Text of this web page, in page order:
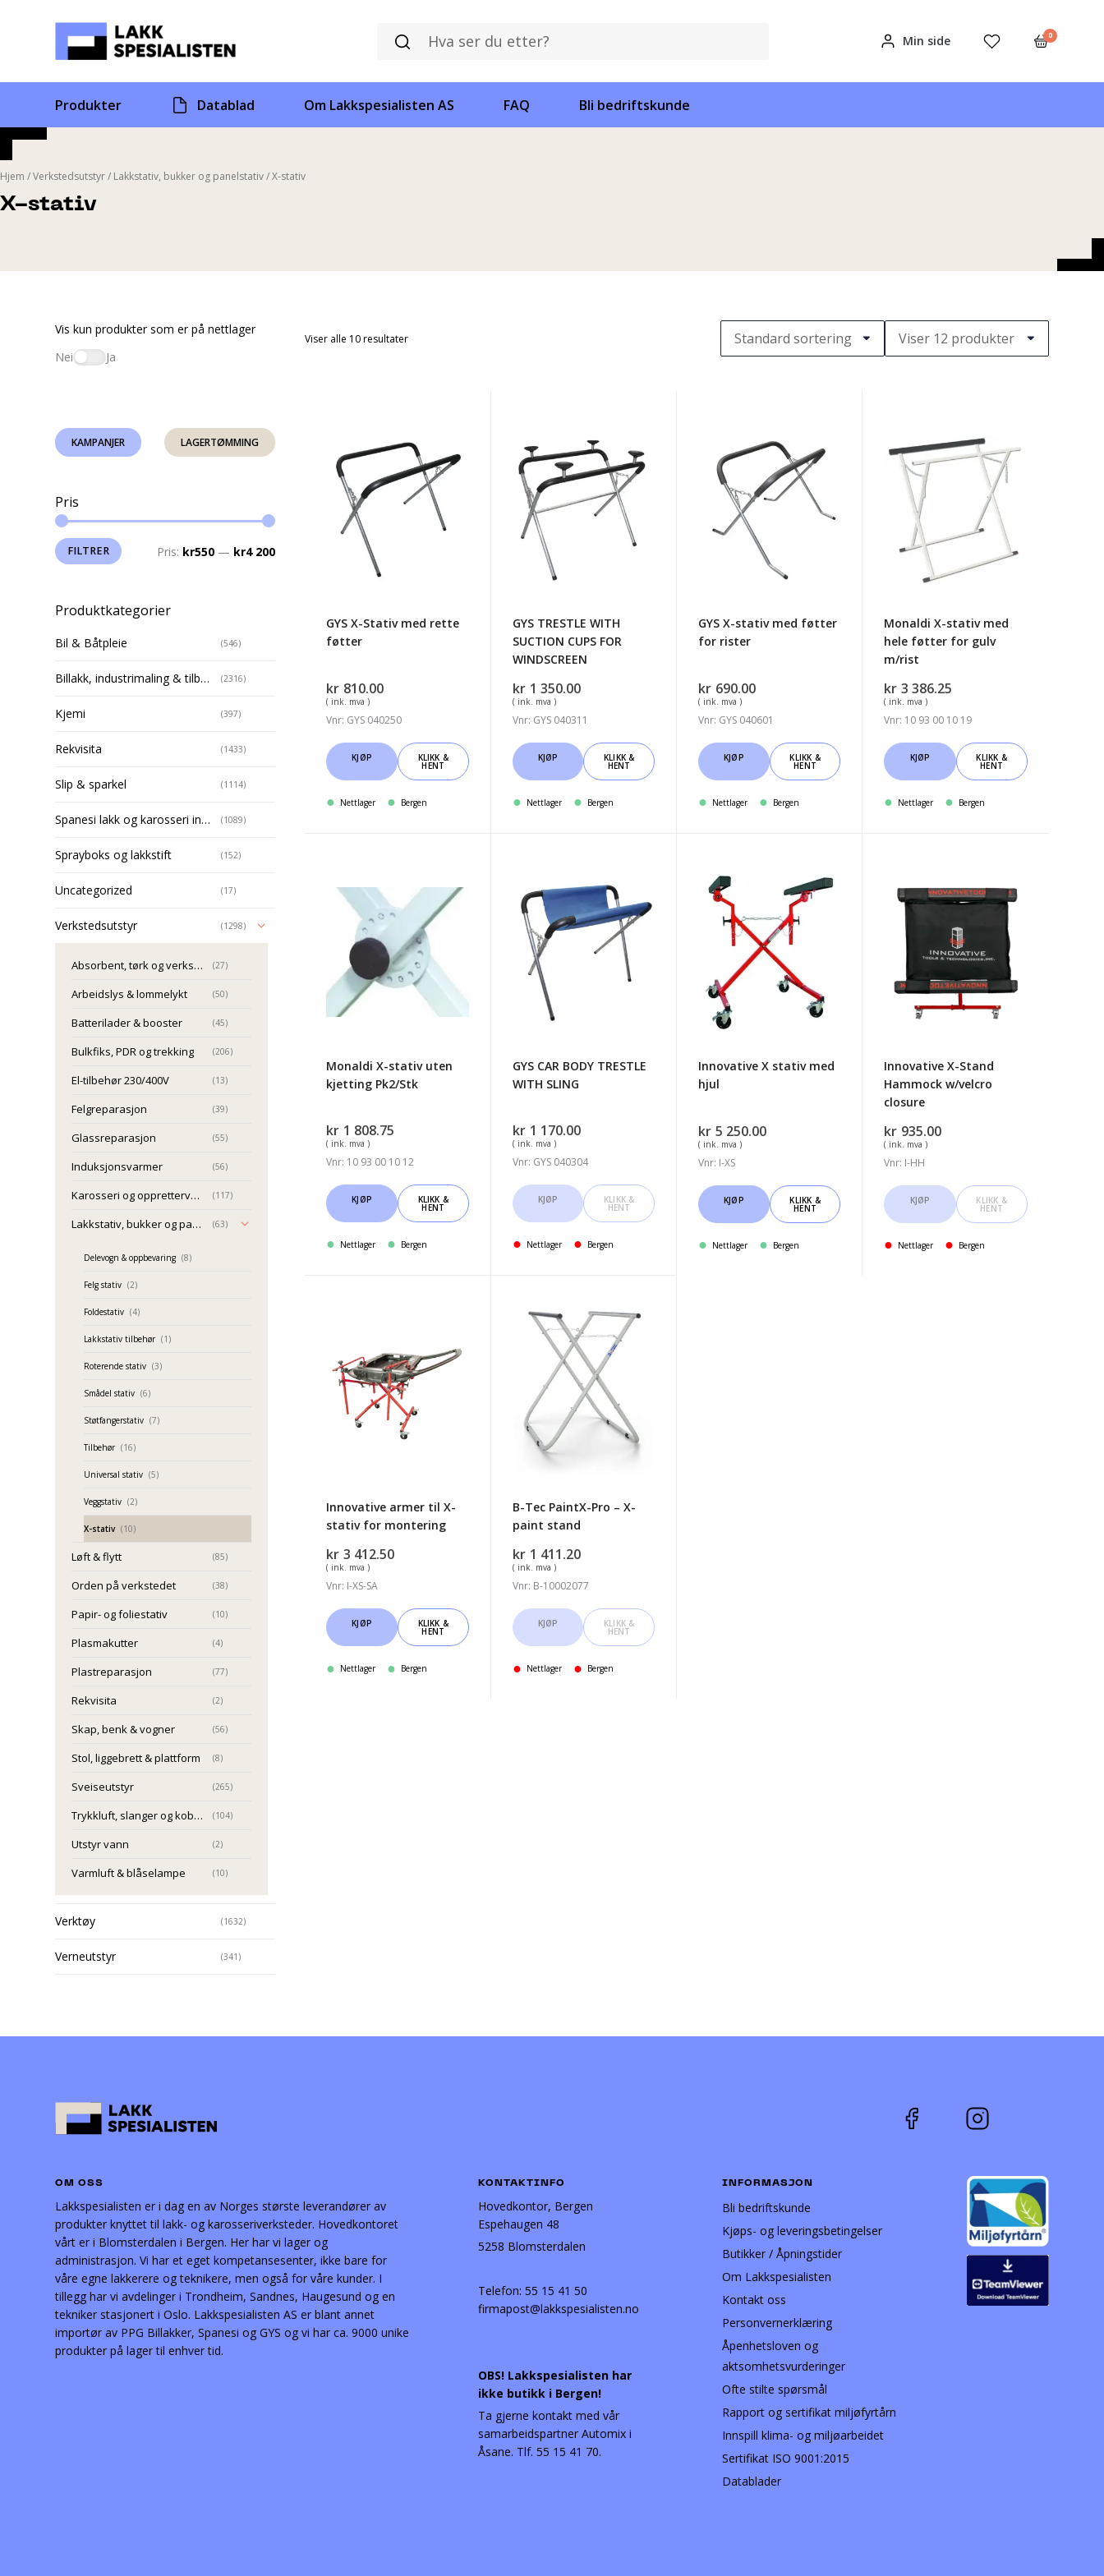
Min side 0
Produkter Datablad Om Lakkspesialisten AS FAQ Bli bedriftskunde
X-stativ
Hjem /Verkstedsutstyr/ Lakkstativ, bukker og panelstativ/X-stativ
KAMPANJER LAGERTØMMING
Pris
Min.
Makspris
FILTRER Pris: kr550 — kr4 200
Produktkategorier
Bil & Båtpleie (546)
Billakk, industrimaling & tilbehør (2316)
Kjemi (397)
Rekvisita (1433)
Slip & sparkel (1114)
Spanesi lakk og karosseri installasjoner (1089)
Sprayboks og lakkstift (152)
Uncategorized (17)
Verkstedsutstyr (1298)
Absorbent, tørk og verkstedpapir (27)
Arbeidslys & lommelykt (50)
Batterilader & booster (45)
Bulkfiks, PDR og trekking (206)
El-tilbehør 230/400V (13)
Felgreparasjon (39)
Glassreparasjon (55)
Induksjonsvarmer (56)
Karosseri og oppretterverktøy (117)
Lakkstativ, bukker og panelstativ (63)
Delevogn & oppbevaring (8)
Felg stativ (2)
Foldestativ (4)
Lakkstativ tilbehør (1)
Roterende stativ (3)
Smådel stativ (6)
Støtfangerstativ (7)
Tilbehør (16)
Universal stativ (5)
Veggstativ (2)
X-stativ (10)
Løft & flytt (85)
Orden på verkstedet (38)
Papir- og foliestativ (10)
Plasmakutter (4)
Plastreparasjon (77)
Rekvisita (2)
Skap, benk & vogner (56)
Stol, liggebrett & plattform (8)
Sveiseutstyr (265)
Trykkluft, slanger og koblinger (104)
Utstyr vann (2)
Varmluft & blåselampe (10)
Verktøy (1632)
Verneutstyr (341)
Viser alle 10 resultater
Vis kun produkter som er på nettlager
Nei
Ja
Stativ
med
rette
føtter
GYS X-Stativ med rette
føtter
kr 810.00
( ink. mva )
Vnr: GYS 040250
KJØP KLIKK &
HENT
Nettlager Bergen
TRESTLE
WITH
SUCTION
CUPS
FOR
WINDSCREEN
GYS TRESTLE WITH
SUCTION CUPS FOR
WINDSCREEN
kr 1 350.00
( ink. mva )
Vnr: GYS 040311
KJØP KLIKK &
HENT
Nettlager Bergen
stativ
med
føtter
for
GYS X-stativ med føtter
for rister
kr 690.00
( ink. mva )
Vnr: GYS 040601
KJØP KLIKK &
HENT
Nettlager Bergen
X-
stativ
med
føtter
for
Monaldi X-stativ med
hele føtter for gulv
m/rist
kr 3 386.25
( ink. mva )
Vnr: 10 93 00 10 19
KJØP KLIKK &
HENT
Nettlager Bergen
X-
stativ
kjetting
Pk2/Stk
Monaldi X-stativ uten
kjetting Pk2/Stk
kr 1 808.75
( ink. mva )
Vnr: 10 93 00 10 12
KJØP KLIKK &
HENT
Nettlager Bergen
CAR
BODY
TRESTLE
WITH
SLING
GYS CAR BODY TRESTLE
WITH SLING
kr 1 170.00
( ink. mva )
Vnr: GYS 040304
KJØP KLIKK &
HENT
Nettlager Bergen
stativ
med
Innovative X stativ med
hjul
kr 5 250.00
( ink. mva )
Vnr: I-XS
KJØP KLIKK &
HENT
Nettlager Bergen
Stand
Hammock
w/velcro
Innovative X-Stand
Hammock w/velcro
closure
kr 935.00
( ink. mva )
Vnr: I-HH
KJØP KLIKK &
HENT
Nettlager Bergen
X-
stativ
montering
Innovative armer til X-
stativ for montering
kr 3 412.50
( ink. mva )
Vnr: I-XS-SA
KJØP KLIKK &
HENT
Nettlager Bergen
PaintX-
paint
stand
B-Tec PaintX-Pro – X-
paint stand
kr 1 411.20
( ink. mva )
Vnr: B-10002077
KJØP KLIKK &
HENT
Nettlager Bergen
OM OSS
Lakkspesialisten er i dag en av Norges største leverandører av
produkter knyttet til lakk- og karosseriverksteder. Hovedkontoret
vårt er i Blomsterdalen i Bergen. Her har vi lager og
administrasjon. Vi har et eget kompetansesenter, ikke bare for
våre egne lakkerere og teknikere, men også for våre kunder. I
tillegg har vi avdelinger i Trondheim, Sandnes, Haugesund og en
tekniker stasjonert i Oslo. Lakkspesialisten AS er blant annet
importør av PPG Billakker, Spanesi og GYS og vi har ca. 9000 unike
produkter på lager til enhver tid.
KONTAKTINFO
Hovedkontor, Bergen
Espehaugen 48
5258 Blomsterdalen
Telefon: 55 15 41 50
firmapost@lakkspesialisten.no
OBS! Lakkspesialisten har
ikke butikk i Bergen!
Ta gjerne kontakt med vår
samarbeidspartner Automix i
Åsane. Tlf. 55 15 41 70.
INFORMASJON
Bli bedriftskunde
Kjøps- og leveringsbetingelser
Butikker / Åpningstider
Om Lakkspesialisten
Kontakt oss
Personvernerklæring
Åpenhetsloven og
aktsomhetsvurderinger
Ofte stilte spørsmål
Rapport og sertifikat miljøfyrtårn
Innspill klima- og miljøarbeidet
Sertifikat ISO 9001:2015
Datablader